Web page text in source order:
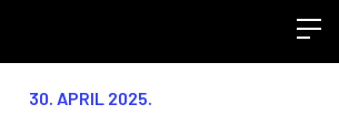
30. APRIL 2025.